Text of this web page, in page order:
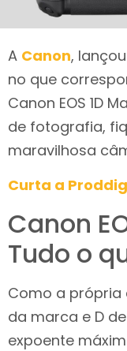
A Canon,
no que
Canon EOS 1D
de fotografia,
maravilhosa
Curta a
Canon
Tudo o
Como a própria
da marca e D
expoente